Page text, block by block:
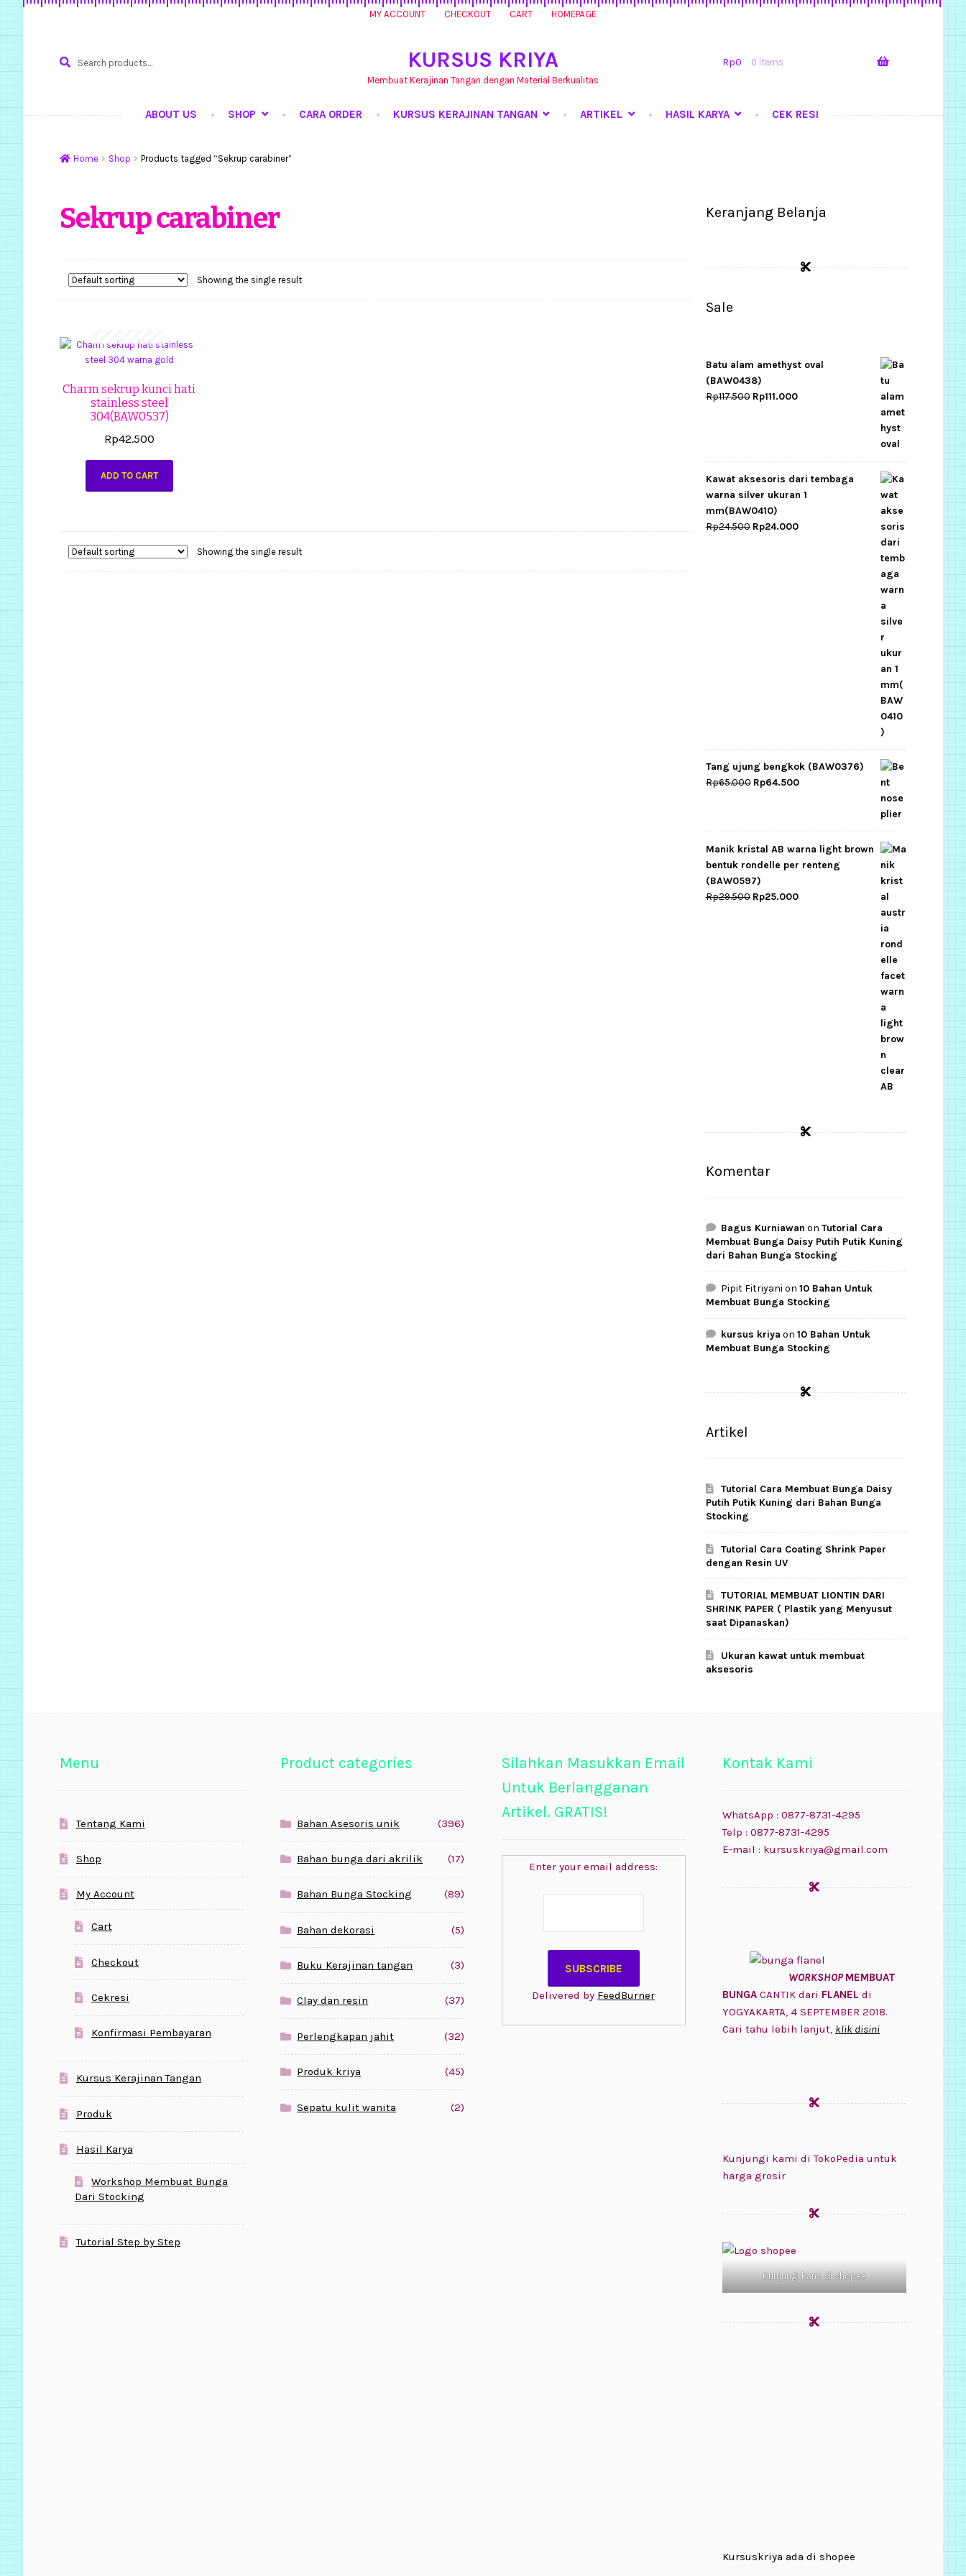
MY ACCOUNT CHECKOUT CART HOMEPAGE
for:
Rp0 0 items
KURSUS KRIYA
Membuat Kerajinan Tangan dengan Material Berkualitas
ABOUT US SHOP CARA ORDER KURSUS KERAJINAN TANGAN ARTIKEL HASIL KARYA CEK RESI
Home Shop Products tagged “Sekrup carabiner”
Sekrup carabiner
Showing the single result
Charm sekrup kunci hati
stainless steel
304(BAW0537)
Rp42.500
ADD TO CART
Showing the single result
Keranjang Belanja
Sale
Batu alam amethyst oval
(BAW0438)
Rp117.500 Original
Rp111.000Current
Kawat aksesoris dari tembaga
warna silver ukuran 1
mm(BAW0410)
Rp24.500 Original
Rp24.000Current
Tang ujung bengkok (BAW0376)
Rp65.000 Original
Rp65.000.
Rp64.500Current
Rp64.500.
Manik kristal AB warna light brown
bentuk rondelle per renteng
(BAW0597)
Rp29.500 Original
Rp25.000Current
Komentar
Bagus Kurniawan onTutorial Cara
Membuat Bunga Daisy Putih Putik Kuning
dari Bahan Bunga Stocking
Pipit Fitriyani on10 Bahan Untuk
Membuat Bunga Stocking
kursus kriya on10 Bahan Untuk
Membuat Bunga Stocking
Artikel
Tutorial Cara Membuat Bunga Daisy
Putih Putik Kuning dari Bahan Bunga
Stocking
Tutorial Cara Coating Shrink Paper
dengan Resin UV
TUTORIAL MEMBUAT LIONTIN DARI
SHRINK PAPER ( Plastik yang Menyusut
saat Dipanaskan)
Ukuran kawat untuk membuat
aksesoris
Menu
Tentang Kami
Shop
My Account
Cart
Checkout
Cekresi
Konfirmasi Pembayaran
Kursus Kerajinan Tangan
Produk
Hasil Karya
Workshop Membuat Bunga
Dari Stocking
Tutorial Step by Step
Product categories
Bahan Asesoris unik (396)
Bahan bunga dari akrilik (17)
Bahan Bunga Stocking (89)
Bahan dekorasi (5)
Buku Kerajinan tangan (3)
Clay dan resin (37)
Perlengkapan jahit (32)
Produk kriya (45)
Sepatu kulit wanita (2)
Silahkan Masukkan Email
Untuk Berlangganan
Artikel. GRATIS!
Enter your email address:
Delivered by FeedBurner
Kontak Kami
WhatsApp : 0877-8731-4295
Telp : 0877-8731-4295
E-mail : kursuskriya@gmail.com
WORKSHOP MEMBUAT
BUNGA CANTIK dari FLANEL di
YOGYAKARTA, 4 SEPTEMBER 2018.
Cari tahu lebih lanjut, klik disini
Kunjungi kami di TokoPedia untuk
harga grosir
Kunjungi kami di shopee
Kursuskriya ada di shopee